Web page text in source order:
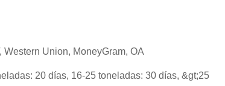
Western Union, MoneyGram, OA
20 días, 16-25 toneladas: 30 días, &gt;25